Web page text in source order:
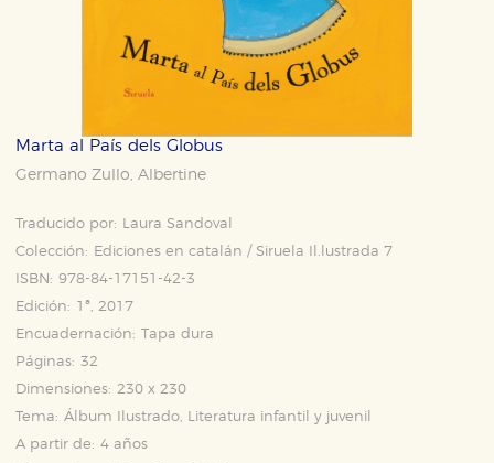
Marta al País dels Globus
Germano Zullo,Albertine
Traducido por:
Laura Sandoval
Colección:
Ediciones en catalán / Siruela Il.lustrada 7
ISBN: 978-84-17151-42-3
Edición: 1ª, 2017
Encuadernación: Tapa dura
Páginas: 32
Dimensiones: 230 x 230
Tema: Álbum Ilustrado, Literatura infantil y juvenil
A partir de: 4 años